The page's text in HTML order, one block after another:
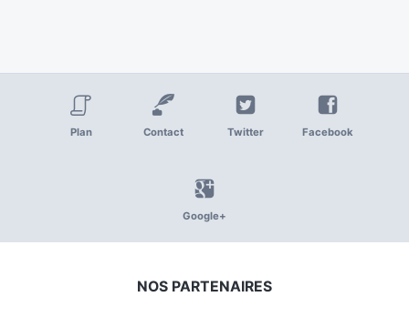
Plan Contact Twitter Facebook
Google+
NOS PARTENAIRES